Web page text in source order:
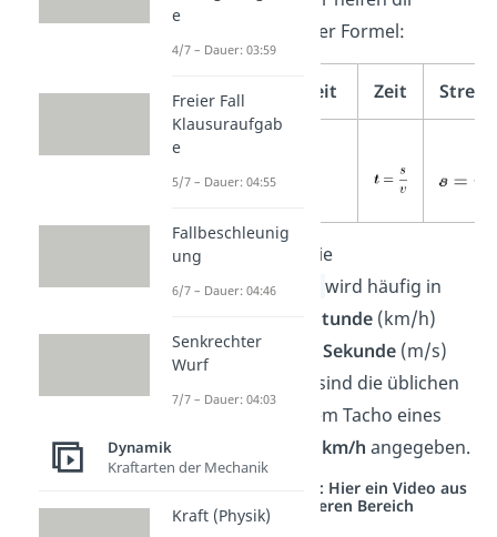
der Formel:
Geschwindigkeit Zeit
Gut zu wissen:
Die
Geschwindigkeit wird häufig in
Kilometern pro Stunde(km/h)
oderMetern pro Sekunde(m/s)
angegeben. Das sind die üblichen
. Auf dem Tacho eines
km/h angegeben.
Studyflix vernetzt: Hier ein Video aus
einem anderen Bereich
e
4/7 – Dauer: 03:59
Freier Fall
Klausuraufgab
e
5/7 – Dauer: 04:55
Fallbeschleunig
ung
6/7 – Dauer: 04:46
Senkrechter
Wurf
7/7 – Dauer: 04:03
Dynamik
Kraftarten der Mechanik
Kraft (Physik)